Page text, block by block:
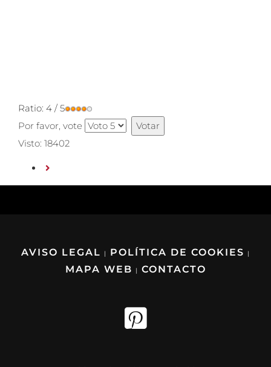
Ratio: 4 /5
Por favor, vote
Visto: 18402
AVISO LEGAL | POLÍTICA DE COOKIES |
MAPA WEB | CONTACTO